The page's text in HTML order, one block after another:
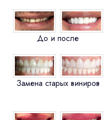
До и после
Замена старых виниров